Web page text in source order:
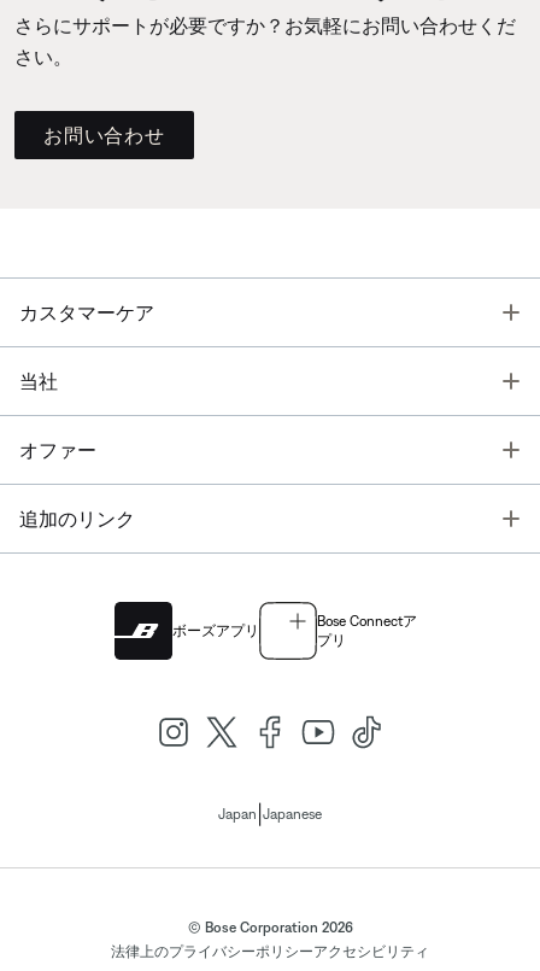
さらにサポートが必要ですか？お気軽にお問い合わせくだ
さい。
お問い合わせ
カスタマーケア
当社
オファー
追加のリンク
ボーズアプリ
Bose Connectア
プリ
Japan Japanese
© Bose Corporation 2026
法律上のプライバシーポリシーアクセシビリティ